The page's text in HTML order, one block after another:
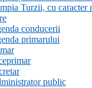
Turzii, cu caracter
conducerii
primarului
public